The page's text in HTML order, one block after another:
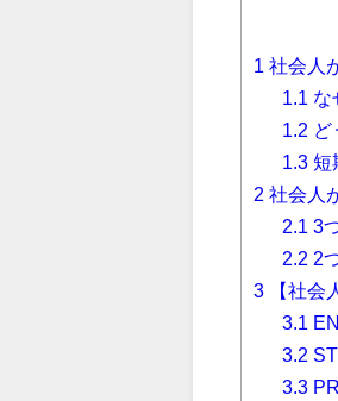
1 社会人
1.1
な
1.2 ど
1.3 短
2 社会人
2.1 3
2.2 2
3 【社会
3.1
3.2
3.3